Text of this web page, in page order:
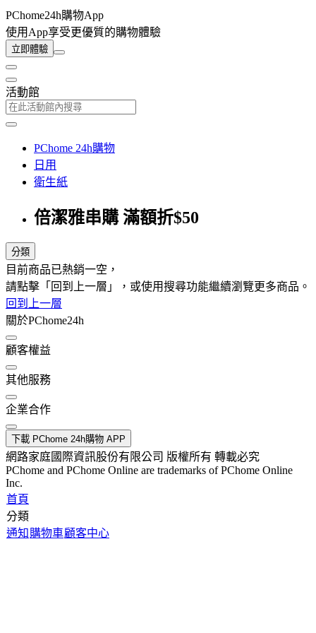
PChome24h購物App
使用App享受更優質的購物體驗
立即體驗
活動館
PChome 24h購物
日用
衛生紙
倍潔雅串購 滿額折$50
分類
目前商品已熱銷一空，
請點擊「回到上一層」，或使用搜尋功能繼續瀏覽更多商品。
回到上一層
關於PChome24h
顧客權益
其他服務
企業合作
下載 PChome 24h購物 APP
網路家庭國際資訊股份有限公司 版權所有 轉載必究
PChome and PChome Online are trademarks of PChome Online
Inc.
首頁
分類
通知 購物車顧客中心